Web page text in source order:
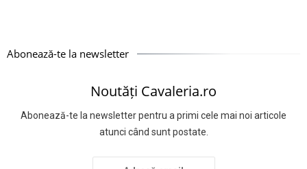
Abonează-te la newsletter
Noutăți Cavaleria.ro
Abonează-te la newsletter pentru a primi cele mai noi articole
atunci când sunt postate.